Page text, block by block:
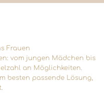
Frauen
vom jungen Mädchen bis
an Möglichkeiten.
besten passende Lösung,